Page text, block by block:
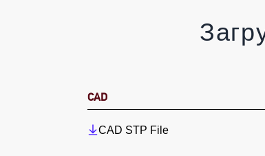
CAD
CAD STP File